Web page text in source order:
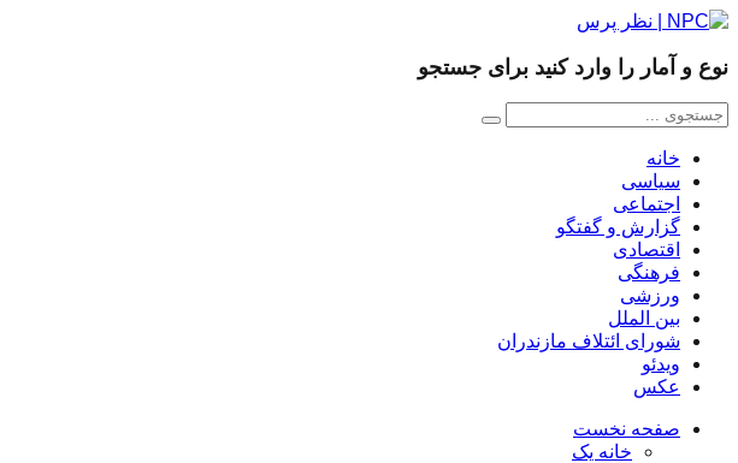
نوع و آمار را وارد کنید برای جستجو
خانه
سیاسی
اجتماعی
گزارش و گفتگو
اقتصادی
فرهنگی
ورزشی
بین الملل
شورای ائتلاف مازندران
ویدئو
عکس
صفحه نخست
خانه یک